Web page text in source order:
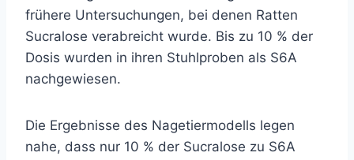
frühere Untersuchungen, bei denen Ratten
Sucralose verabreicht wurde. Bis zu 10 % der
Dosis wurden in ihren Stuhlproben als S6A
nachgewiesen.
Die Ergebnisse des Nagetiermodells legen
nahe, dass nur 10 % der Sucralose zu S6A